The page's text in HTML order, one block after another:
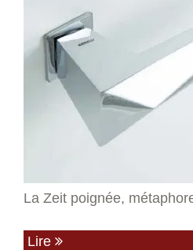
La Zeit poignée,
Lire